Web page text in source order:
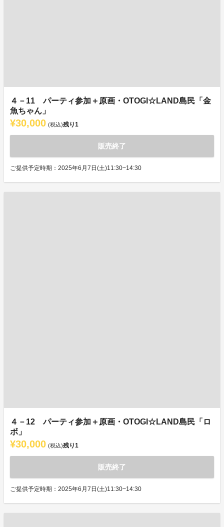
４－11 パーティ参加＋原画・OTOGI☆LAND島民「金
魚ちゃん」
¥30,000 (税込)残り1
販売終了
ご提供予定時期：2025年6月7日(土)11:30~14:30
４－12 パーティ参加＋原画・OTOGI☆LAND島民「ロ
ボ」
¥30,000 (税込)残り1
販売終了
ご提供予定時期：2025年6月7日(土)11:30~14:30